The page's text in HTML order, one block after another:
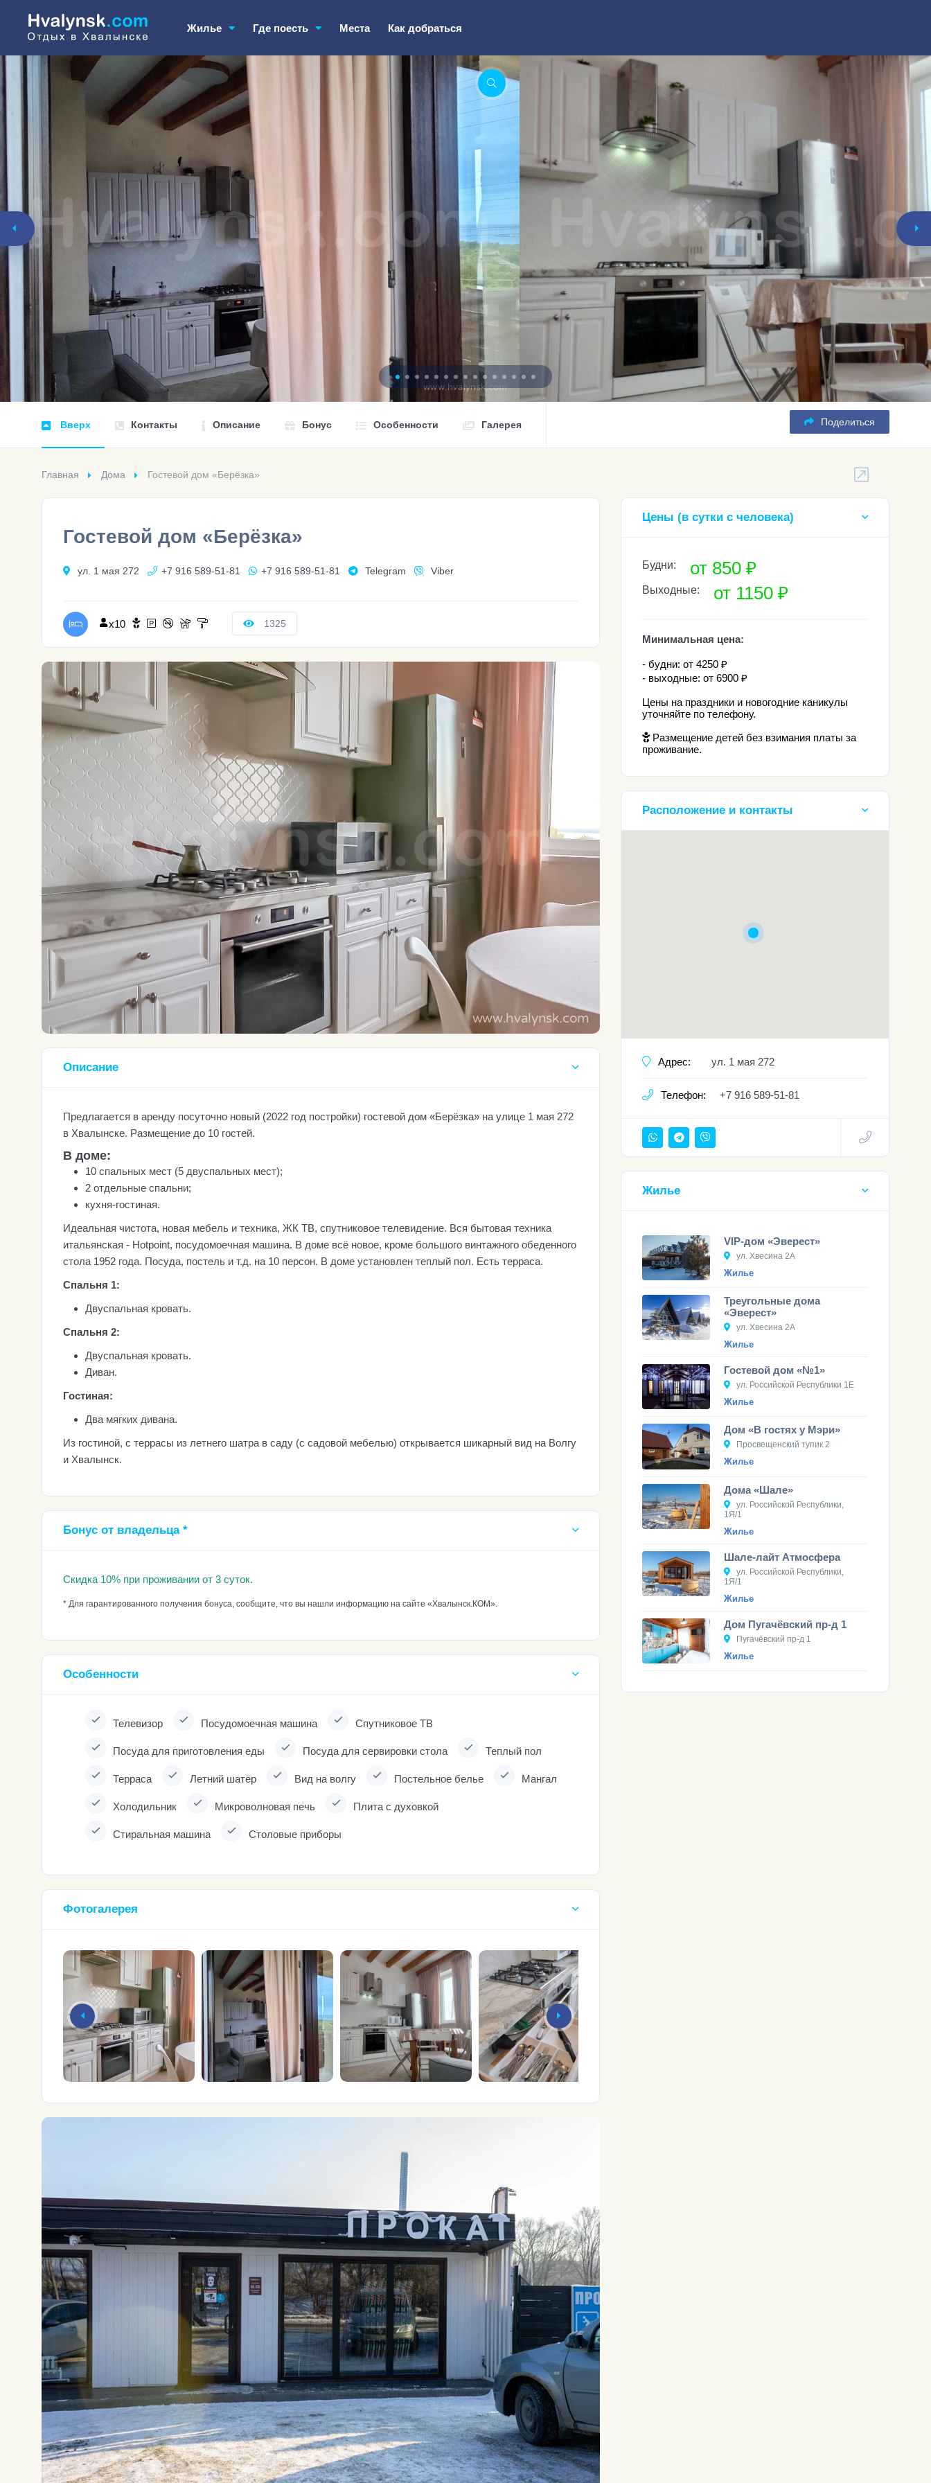
Жилье Где поесть Места Как добраться
Вверх Контакты Описание Бонус Особенности Галерея Поделиться
Главная Дома Гостевой дом «Берёзка»
Гостевой дом «Берёзка»
ул. 1 мая 272 +7 916 589-51-81 +7 916 589-51-81 Telegram Viber
x10 1325
Описание
Предлагается в аренду посуточно новый (2022 год постройки) гостевой дом «Берёзка» на улице 1 мая 272
в Хвалынске. Размещение до 10 гостей.
В доме:
10 спальных мест (5 двуспальных мест);
2 отдельные спальни;
кухня-гостиная.
Идеальная чистота, новая мебель и техника, ЖК ТВ, спутниковое телевидение. Вся бытовая техника
итальянская - Hotpoint, посудомоечная машина. В доме всё новое, кроме большого винтажного обеденного
стола 1952 года. Посуда, постель и т.д. на 10 персон. В доме установлен теплый пол. Есть терраса.
Спальня 1:
Двуспальная кровать.
Спальня 2:
Двуспальная кровать.
Диван.
Гостиная:
Два мягких дивана.
Из гостиной, с террасы из летнего шатра в саду (с садовой мебелью) открывается шикарный вид на Волгу
и Хвалынск.
Бонус от владельца *
Скидка 10% при проживании от 3 суток.
* Для гарантированного получения бонуса, сообщите, что вы нашли информацию на сайте «Хвалынск.КОМ».
Особенности
Телевизор Посудомoeчная машина Спутниковое ТВ
Посуда для приготовления еды Посуда для сервировки стола Теплый пол
Терраса Летний шатёр Вид на волгу Постельное белье Мангал
Холодильник Микровoлнoвая печь Плита с духовкой
Стиральная машина Столовые приборы
Фотогалерея
Цены (в сутки с человека)
Будни: от 850 ₽
Выходные: от 1150 ₽
Минимальная цена:
- будни: от 4250 ₽
- выходные: от 6900 ₽
Цены на праздники и новогодние каникулы
уточняйте по телефону.
Размещение детей без взимания платы за
проживание.
Расположение и контакты
Адрес: ул. 1 мая 272
Телефон: +7 916 589-51-81
Жилье
VIP-дом «Эверест»
ул. Хвесина 2А
Жилье
Треугольные дома
«Эверест»
ул. Хвесина 2А
Жилье
Гостевой дом «№1»
ул. Российской Республики 1Е
Жилье
Дом «В гостях у Мэри»
Просвещенский тупик 2
Жилье
Дома «Шале»
ул. Российской Республики,
1Я/1
Жилье
Шале-лайт Атмосфера
ул. Российской Республики,
1Я/1
Жилье
Дом Пугачёвский пр-д 1
Пугачёвский пр-д 1
Жилье